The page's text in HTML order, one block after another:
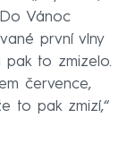
Vánoc
první vlny
pak to zmizelo.
července,
to pak zmizí,“